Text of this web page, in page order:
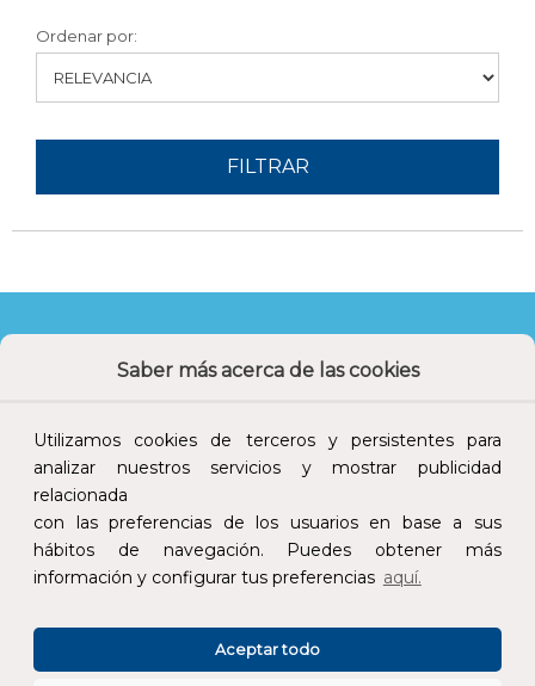
Saber más acerca de las cookies
Utilizamos cookies de terceros y persistentes para
analizar nuestros servicios y mostrar publicidad
relacionada
con las preferencias de los usuarios en base a sus
hábitos de navegación. Puedes obtener más
información y configurar tus preferencias aquí.
Aceptar todo
Ordenar por:
FILTRAR
Calidad y precio Descuentos
Devoluciones Pago seguro